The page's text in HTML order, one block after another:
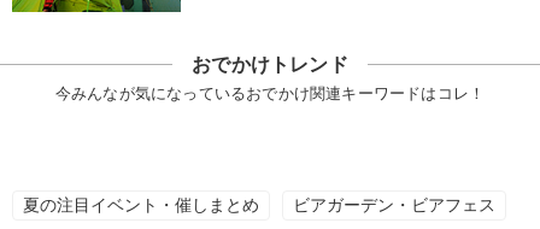
おでかけトレンド
今みんなが気になっているおでかけ関連キーワードはコレ！
夏の注目イベント・催しまとめ ビアガーデン・ビアフェス